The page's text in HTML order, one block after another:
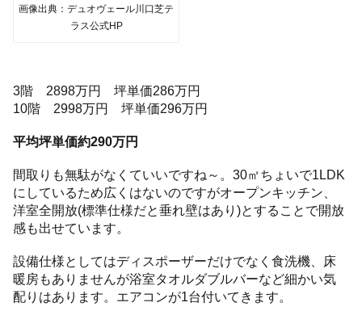
画像出典：デュオヴェール川口芝テ
ラス公式HP
3階 2898万円 坪単価286万円
10階 2998万円 坪単価296万円
平均坪単価約290万円
間取りも無駄がなくていいですね～。30㎡ちょいで1LDK
にしているため広くはないのですがオープンキッチン、
洋室全開放(標準仕様だと垂れ壁はあり)とすることで開放
感も出せています。
設備仕様としてはディスポーザーだけでなく食洗機、床
暖房もありませんが浴室タオルダブルバーなど細かい気
配りはあります。エアコンが1台付いてきます。